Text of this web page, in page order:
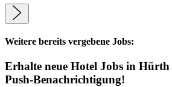
Weitere bereits vergebene Jobs:
Erhalte neue Hotel Jobs in Hürth
Push-Benachrichtigung!